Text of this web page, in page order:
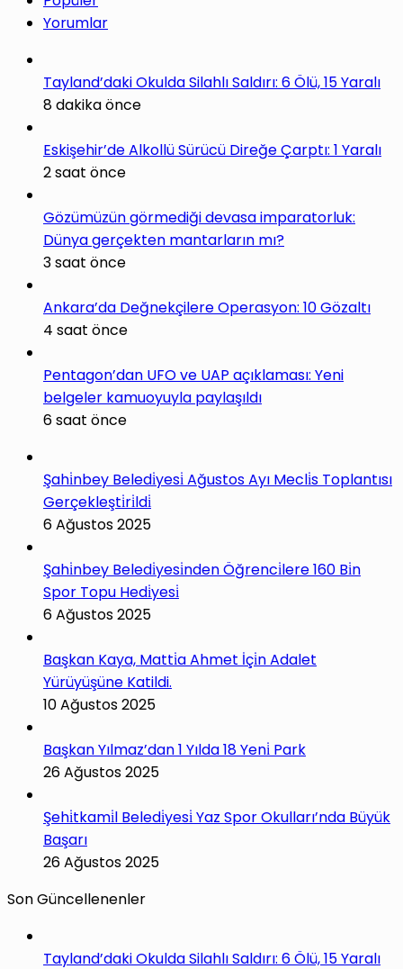
Yorumlar
Tayland’daki Okulda Silahlı Saldırı: 6 Ölü, 15 Yaralı
8 dakika önce
Eskişehir’de Alkollü Sürücü Direğe Çarptı: 1 Yaralı
2 saat önce
Gözümüzün görmediği devasa imparatorluk:
Dünya gerçekten mantarların mı?
3 saat önce
Ankara’da Değnekçilere Operasyon: 10 Gözaltı
4 saat önce
Pentagon’dan UFO ve UAP açıklaması: Yeni
belgeler kamuoyuyla paylaşıldı
6 saat önce
Şahi̇nbey Beledi̇yesi̇ Ağustos Ayı Mecli̇s Toplantısı
Gerçekleşti̇ri̇ldi̇
6 Ağustos 2025
Şahi̇nbey Beledi̇yesi̇nden Öğrenci̇lere 160 Bi̇n
Spor Topu Hedi̇yesi̇
6 Ağustos 2025
Başkan Kaya, Matti̇a Ahmet İçi̇n Adalet
Yürüyüşüne Katildi.
10 Ağustos 2025
Başkan Yılmaz’dan 1 Yılda 18 Yeni̇ Park
26 Ağustos 2025
Şehi̇tkami̇l Beledi̇yesi̇ Yaz Spor Okulları’nda Büyük
Başarı
26 Ağustos 2025
Son Güncellenenler
Tayland’daki Okulda Silahlı Saldırı: 6 Ölü, 15 Yaralı